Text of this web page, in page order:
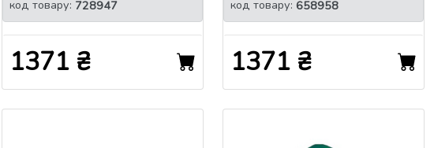
код товару: 728947
1371 ₴
код товару: 658958
1371 ₴